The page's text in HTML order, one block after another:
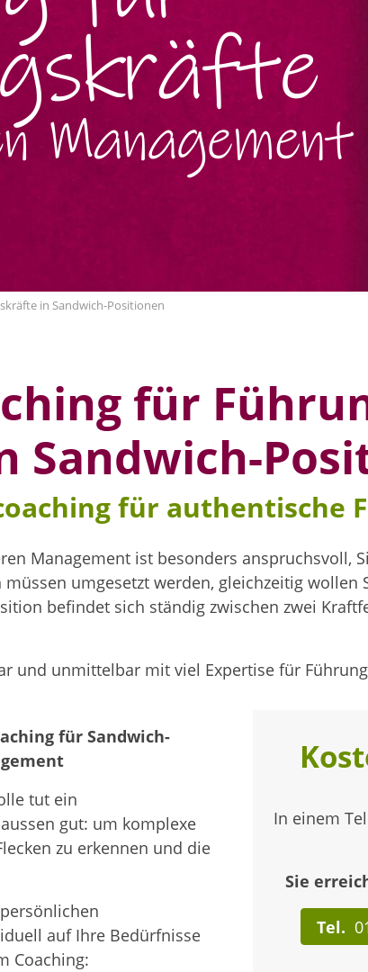
in Sandwich-Positionen
für
Sandwich-
für authentische
Management ist besonders anspruchsvoll,
umgesetzt werden, gleichzeitig
befindet sich ständig zwischen zwei
und unmittelbar mit viel Expertise für
für Sandwich-
tut ein
gut: um komplexe
zu erkennen und die
auf Ihre Bedürfnisse
Coaching:
In einem
Sie
Tel.